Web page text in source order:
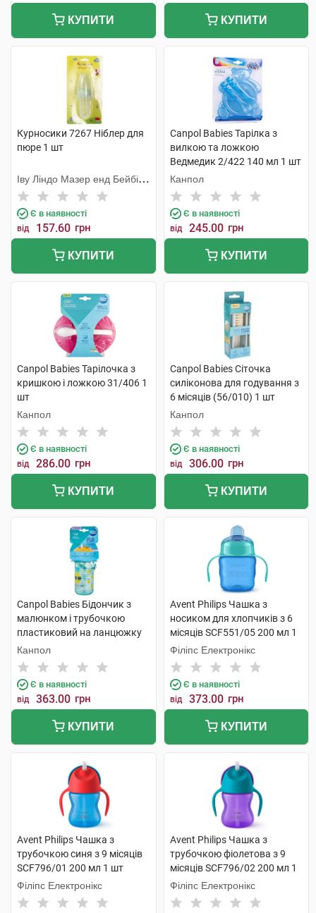
КУПИТИ КУПИТИ
Курносики 7267 Ніблер для
пюре 1 шт
Іву Ліндо Мазер енд Бейбі
Продактс
Є в наявності
від 157.60 грн
КУПИТИ
Canpol Babies Тарілка з
вилкою та ложкою
Ведмедик 2/422 140 мл 1 шт
Канпол
Є в наявності
від 245.00 грн
КУПИТИ
Canpol Babies Тарілочка з
кришкою і ложкою 31/406 1
шт
Канпол
Є в наявності
від 286.00 грн
КУПИТИ
Canpol Babies Сіточка
силіконова для годування з
6 місяців (56/010) 1 шт
Канпол
Є в наявності
від 306.00 грн
КУПИТИ
Canpol Babies Бідончик з
малюнком і трубочкою
пластиковий на ланцюжку
4/102 1 шт
Канпол
Є в наявності
від 363.00 грн
КУПИТИ
Avent Philips Чашка з
носиком для хлопчиків з 6
місяців SCF551/05 200 мл 1
шт
Філіпс Електронікс
Є в наявності
від 373.00 грн
КУПИТИ
Avent Philips Чашка з
трубочкою синя з 9 місяців
SCF796/01 200 мл 1 шт
Філіпс Електронікс
Avent Philips Чашка з
трубочкою фіолетова з 9
місяців SCF796/02 200 мл 1
шт
Філіпс Електронікс